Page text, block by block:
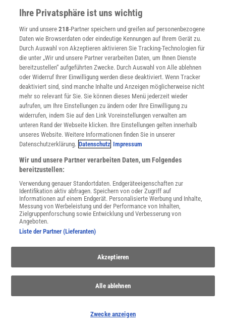
THEMENKANÄLE
Korallenriffe
Korallenriffe sind komplexe Ökosysteme, die Lebensraum bieten
und Küsten schützen. Ihr Schutz ist entscheidend für die marine
Biodiversität.
Ihre Privatsphäre ist uns wichtig
Wir und unsere218-Partner speichern und greifen auf personenbezogene
Daten wie Browserdaten oder eindeutige Kennungen auf Ihrem Gerät zu.
Durch Auswahl von Akzeptieren aktivieren Sie Tracking-Technologien für
die unter „Wir und unsere Partner verarbeiten Daten, um Ihnen Dienste
bereitzustellen“ aufgeführten Zwecke. Durch Auswahl von Alle ablehnen
oder Widerruf Ihrer Einwilligung werden diese deaktiviert. Wenn Tracker
deaktiviert sind, sind manche Inhalte und Anzeigen möglicherweise nicht
mehr so relevant für Sie. Sie können dieses Menü jederzeit wieder
aufrufen, um Ihre Einstellungen zu ändern oder Ihre Einwilligung zu
widerrufen, indem Sie auf den Link Voreinstellungen verwalten am
unteren Rand der Webseite klicken. Ihre Einstellungen gelten innerhalb
unseres Website. Weitere Informationen finden Sie in unserer
Datenschutzerklärung. Datenschutz Impressum
Wir und unsere Partner verarbeiten Daten, um Folgendes
bereitzustellen:
Verwendung genauer Standortdaten. Endgeräteeigenschaften zur
Identifikation aktiv abfragen. Speichern von oder Zugriff auf
Informationen auf einem Endgerät. Personalisierte Werbung und Inhalte,
Messung von Werbeleistung und der Performance von Inhalten,
Zielgruppenforschung sowie Entwicklung und Verbesserung von
Angeboten.
Liste der Partner (Lieferanten)
Akzeptieren
Alle ablehnen
Zwecke anzeigen